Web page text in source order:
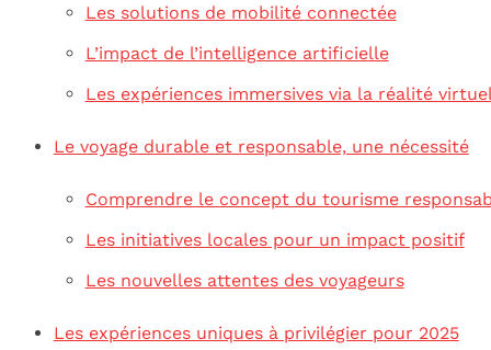
Les solutions de mobilité connectée
L’impact de l’intelligence artificielle
Les expériences immersives via la réalité
Le voyage durable et responsable, une nécessité
Comprendre le concept du tourisme
Les initiatives locales pour un impact positif
Les nouvelles attentes des voyageurs
Les expériences uniques à privilégier pour 2025